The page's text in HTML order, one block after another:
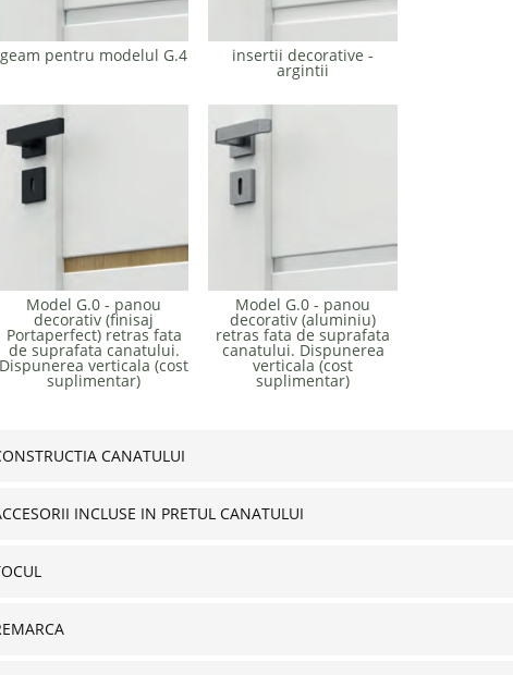
geam pentru modelul G.4 insertii decorative -
argintii
Model G.0 - panou
decorativ (finisaj
Portaperfect) retras fata
de suprafata canatului.
Dispunerea verticala (cost
suplimentar)
Model G.0 - panou
decorativ (aluminiu)
retras fata de suprafata
canatului. Dispunerea
verticala (cost
suplimentar)
CANATULUI
INCLUSE IN PRETUL CANATULUI